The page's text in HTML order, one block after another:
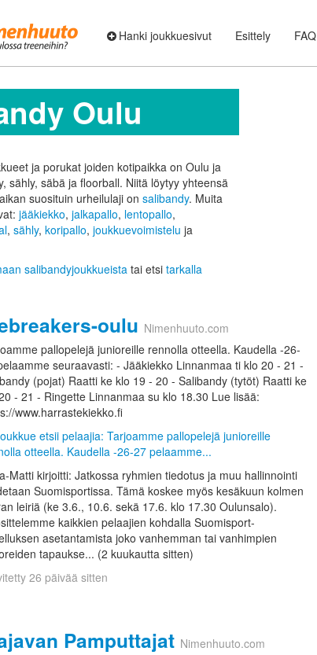
Hanki joukkuesivut Esittely FAQ
Oulu
ja porukat joiden kotipaikka on Oulu ja
sähly, säbä ja floorball. Niitä löytyy yhteensä
suosituin urheilulaji on salibandy. Muita
jääkiekko, jalkapallo, lentopallo,
, sähly, koripallo, joukkuevoimistelu ja
salibandyjoukkueista tai etsi tarkalla
oulu Nimenhuuto.com
pallopelejä junioreille rennolla otteella. Kaudella -26-
seuraavasti: - Jääkiekko Linnanmaa ti klo 20 - 21 -
(pojat) Raatti ke klo 19 - 20 - Salibandy (tytöt) Raatti ke
- 21 - Ringette Linnanmaa su klo 18.30 Lue lisää:
www.harrastekiekko.fi
etsii pelaajia: Tarjoamme pallopelejä junioreille
otteella. Kaudella -26-27 pelaamme...
Matti kirjoitti: Jatkossa ryhmien tiedotus ja muu hallinnointi
Suomisportissa. Tämä koskee myös kesäkuun kolmen
leiriä (ke 3.6., 10.6. sekä 17.6. klo 17.30 Oulunsalo).
kaikkien pelaajien kohdalla Suomisport-
asetantamista joko vanhemman tai vanhimpien
tapaukse... (2 kuukautta sitten)
26 päivää sitten
Pamputtajat Nimenhuuto.com